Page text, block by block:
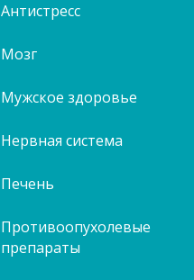
Антистресс
Мозг
Мужское здоровье
Нервная система
Печень
Противоопухолевые
препараты